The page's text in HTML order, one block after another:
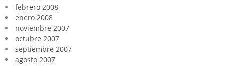
febrero 2008
enero 2008
noviembre 2007
octubre 2007
septiembre 2007
agosto 2007